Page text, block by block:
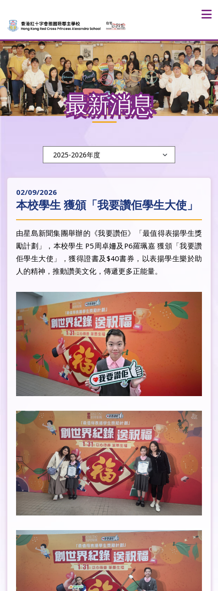
最新消息
02/09/2026
本校學生 獲頒「我要讚佢學生大使」
由星島新聞集團舉辦的《我要讚佢》「最值得表揚學生獎
勵計劃」，本校學生 P5周卓姍及P6羅珮嘉 獲頒「我要讚
佢學生大使」，獲得證書及$40書券，以表揚學生樂於助
人的精神，推動讚美文化，傳遞更多正能量。